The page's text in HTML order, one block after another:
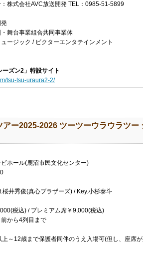
株式会社AVC放送開発 TEL：0985-51-5899
発
舞台事業組合共同事業体
ージック / ビクターエンタテインメント
ーズン2」特設サイト
tsu-tsu-uraura2-2/
アー2025-2026 ツーツーウラウラツー
ホール(鹿沼市⺠文化センター)
井秀俊(真心ブラザーズ) / Key.小杉泰斗
税込) / プレミアム席￥9,000(税込)
から4列目まで
～12歳まで保護者同伴のうえ入場可(但し、座席